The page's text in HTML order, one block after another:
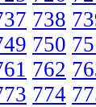
738
750
762
774